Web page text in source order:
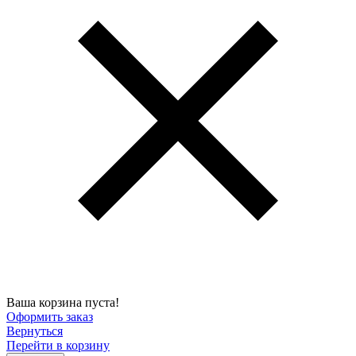
Ваша корзина пуста!
Оформить заказ
Вернуться
Перейти в корзину